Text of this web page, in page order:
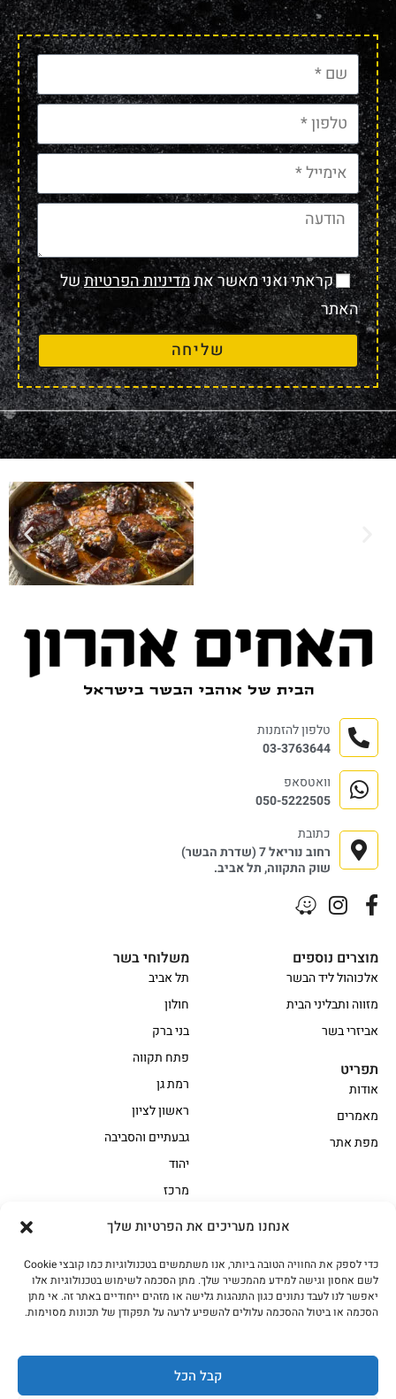
אנחנו מעריכים את הפרטיות שלך
כדי לספק את החוויה הטובה ביותר, אנו משתמשים בטכנולוגיות כמו קובצי Cookie
לשם אחסון וגישה למידע מהמכשיר שלך. מתן הסכמה לשימוש בטכנולוגיות אלו
יאפשר לנו לעבד נתונים כגון התנהגות גלישה או מזהים ייחודיים באתר זה. אי מתן
הסכמה או ביטול ההסכמה עלולים להשפיע לרעה על תפקודן של תכונות מסוימות.
קבל הכל
קראתי ואני מאשר אתמדיניות הפרטיותשל
האתר
שליחה
אווז
בשר בקר משובח
בשר בקר עגלה משובח
בשר למעשנת
הודו
חלקים אחוריים
מיוחדי מסורת1
משלוחי בשר
תל אביב
חולון
בני ברק
פתח תקווה
רמת גן
ראשון לציון
גבעתיים והסביבה
יהוד
מרכז
מוצרים נוספים
אלכוהול ליד הבשר
מזווה ותבליני הבית
אביזרי בשר
תפריט
אודות
מאמרים
מפת אתר
טלפון להזמנות
03-3763644
וואטסאפ
050-5222505
כתובת
רחוב נוריאל 7 (שדרת הבשר)
שוק התקווה, תל אביב.